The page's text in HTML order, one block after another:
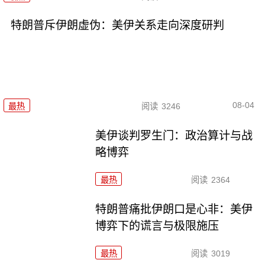
特朗普斥伊朗虚伪：美伊关系走向深度研判
最热 阅读 3246 08-04
美伊谈判罗生门：政治算计与战
略博弈
最热 阅读 2364
特朗普痛批伊朗口是心非：美伊
博弈下的谎言与极限施压
最热 阅读 3019